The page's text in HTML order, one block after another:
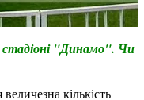
"Динамо". Чи
кількість